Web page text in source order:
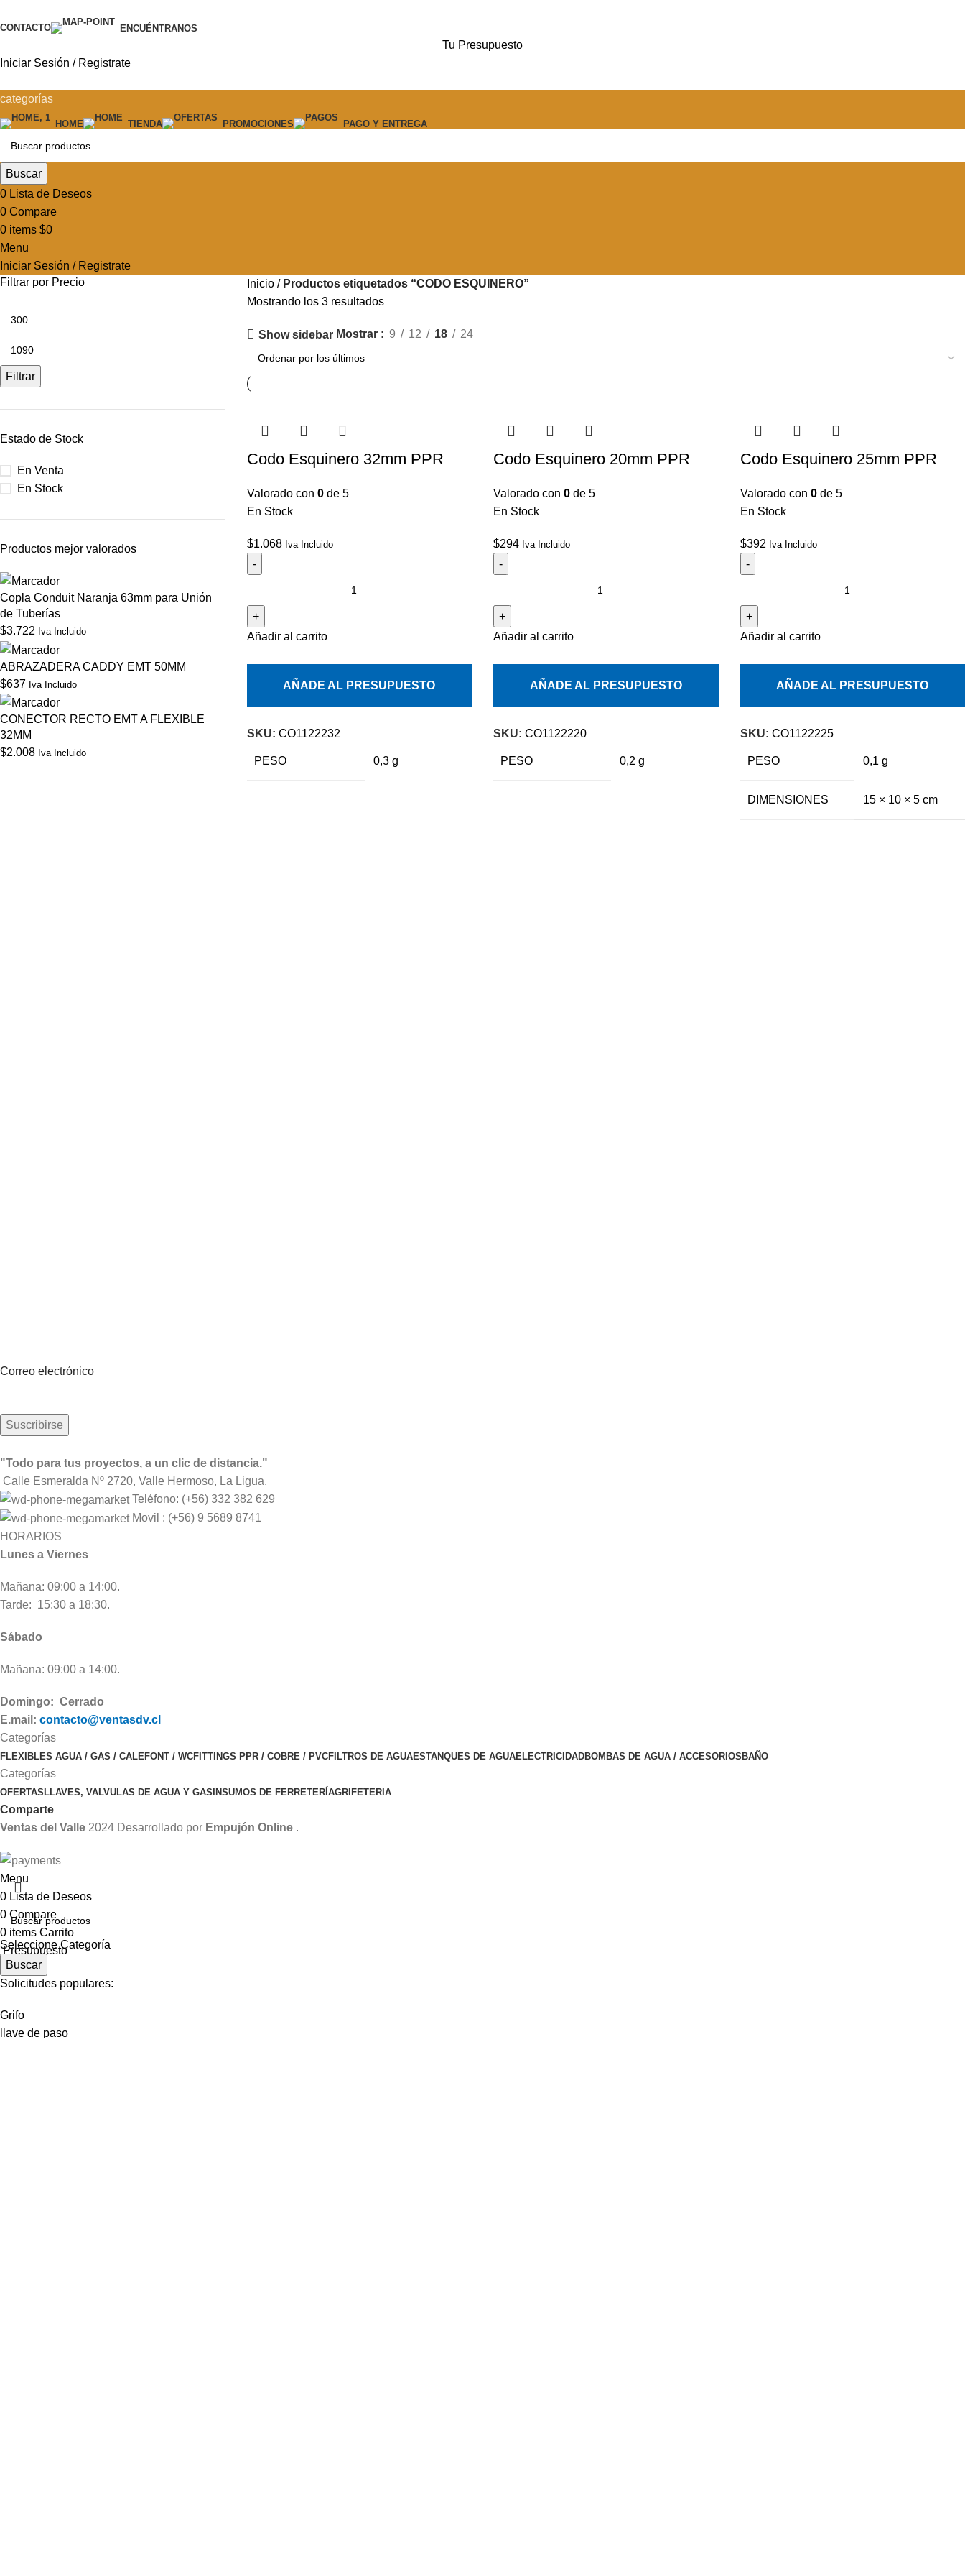
CONTACTO ENCUÉNTRANOS
Tu Presupuesto
Iniciar Sesión / Registrate
categorías
HOME TIENDA PROMOCIONES PAGO Y ENTREGA
Buscar
0 Lista de Deseos
0 Compare
0 items $0
Menu
Iniciar Sesión / Registrate
Filtrar por Precio
Filtrar
Estado de Stock
En Venta
En Stock
Productos mejor valorados
Copla Conduit Naranja 63mm para Unión
de Tuberías
$3.722 Iva Incluido
ABRAZADERA CADDY EMT 50MM
$637 Iva Incluido
CONECTOR RECTO EMT A FLEXIBLE
32MM
$2.008 Iva Incluido
Inicio
Productos etiquetados “CODO ESQUINERO”
Mostrando los 3 resultados
Show sidebar Mostrar 9 12 18 24
Codo Esquinero 32mm PPR
Valorado con 0de 5
En Stock
$1.068 Iva Incluido
Añadir al carrito
AÑADE AL PRESUPUESTO
SKU: CO1122232
PESO 0,3 g
Codo Esquinero 20mm PPR
Valorado con 0 de 5
En Stock
$294 Iva Incluido
Añadir al carrito
AÑADE AL PRESUPUESTO
SKU: CO1122220
PESO 0,2 g
Codo Esquinero 25mm PPR
Valorado con 0de 5
En Stock
$392 Iva Incluido
Añadir al carrito
AÑADE AL PRESUPUESTO
SKU: CO1122225
PESO 0,1 g
DIMENSIONES 15 × 10 × 5 cm
Correo electrónico
"Todo para tus proyectos, a un clic de distancia."
Calle Esmeralda Nº 2720, Valle Hermoso, La Ligua.
Teléfono: (+56) 332 382 629
Movil : (+56) 9 5689 8741
HORARIOS
Lunes a Viernes
Mañana: 09:00 a 14:00.
Tarde: 15:30 a 18:30.
Sábado
Mañana: 09:00 a 14:00.
Domingo: Cerrado
E.mail: contacto@ventasdv.cl
Categorías
FLEXIBLES AGUA / GAS / CALEFONT / WCFITTINGS PPR / COBRE / PVCFILTROS DE AGUAESTANQUES DE AGUAELECTRICIDADBOMBAS DE AGUA / ACCESORIOS BAÑO
Categorías
OFERTAS LLAVES, VALVULAS DE AGUA Y GAS INSUMOS DE FERRETERÍAGRIFETERIA
Comparte
Ventas del Valle 2024 Desarrollado por Empujón Online .
Seleccione Categoría
Buscar
Solicitudes populares:
Grifo
llave de paso
Menu
0 Lista de Deseos
0 Compare
0 items Carrito
Presupuesto